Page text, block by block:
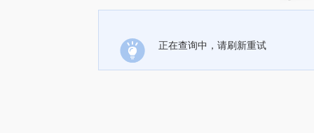
正在查询中，请刷新重试